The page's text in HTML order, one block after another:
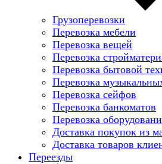
Грузоперевозки
Перевозка мебели
Перевозка вещей
Перевозка
Перевозка бытовой
Перевозка
Перевозка сейфов
Перевозка банкоматов
Перевозка
Доставка покупок из
Доставка товаров
Переезды